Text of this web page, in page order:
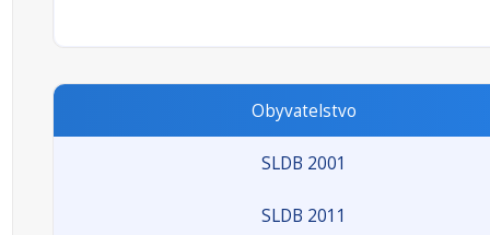
Obyvatelstvo
SLDB 2001
SLDB 2011